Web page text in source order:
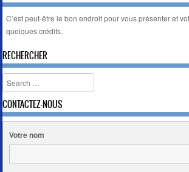
C’est peut-être le bon endroit pour vous présenter et
quelques crédits.
RECHERCHER
Search
CONTACTEZ-NOUS
Votre nom